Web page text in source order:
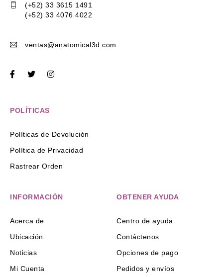
(+52) 33 3615 1491
(+52) 33 4076 4022
ventas@anatomical3d.com
POLÍTICAS
Políticas de Devolución
Política de Privacidad
Rastrear Orden
INFORMACIÓN
Acerca de
Ubicación
Noticias
Mi Cuenta
OBTENER AYUDA
Centro de ayuda
Contáctenos
Opciones de pago
Pedidos y envíos